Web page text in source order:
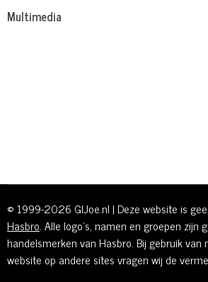
Multimedia
© 1999-2026 GIJoe.nl | Deze website is
Hasbro. Alle logo's, namen en groepen zijn
handelsmerken van Hasbro. Bij gebruik van
website op andere sites vragen wij de